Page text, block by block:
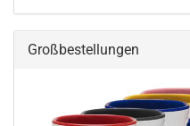
Großbestellungen